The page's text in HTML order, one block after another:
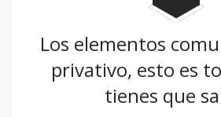
Los elementos
privativo, esto es
tienes que